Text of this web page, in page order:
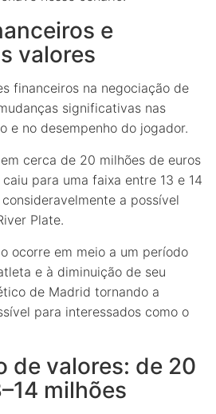
e
valores
financeiros na negociação de
significativas nas
e no desempenho do jogador.
cerca de 20 milhões de euros
para uma faixa entre 13 e 14
a possível
Plate.
ocorre em meio a um período
e à diminuição de seu
de Madrid tornando a
para interessados como o
de valores: de 20
milhões